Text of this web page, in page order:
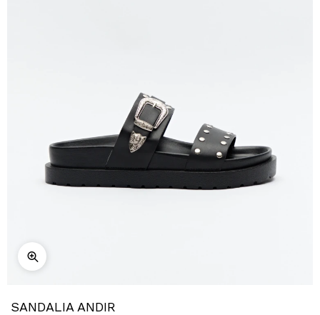
SANDALIA ANDIR